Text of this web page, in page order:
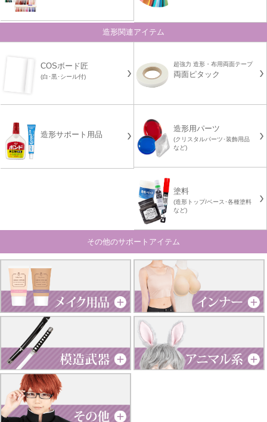
造形関連アイテム
COSボード匠
(白･黒･シール付)
超強力 造形・布用両面テープ
両面ピタック
造形サポート用品
造形用パーツ
(クリスタルパーツ･装飾用品
など)
塗料
(造形トップ/ベース･各種塗料
など)
その他のサポートアイテム